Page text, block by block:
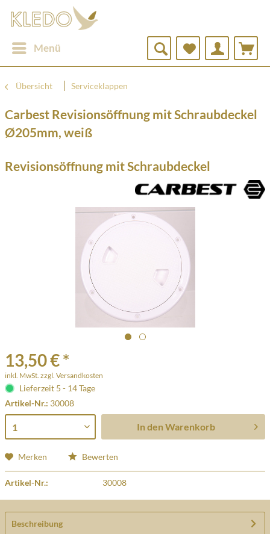
Menü
Übersicht Serviceklappen
Carbest Revisionsöffnung mit Schraubdeckel
Ø205mm, weiß
Revisionsöffnung mit Schraubdeckel
13,50 € *
inkl. MwSt. zzgl. Versandkosten
Lieferzeit 5 - 14 Tage
Artikel-Nr.: 30008
In den Warenkorb
Merken Bewerten
Artikel-Nr.: 30008
Beschreibung